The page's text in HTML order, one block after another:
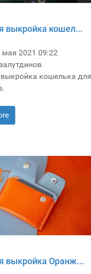
выкройка кошел...
мая 2021 09:22
кошелька
выкройка Оранж...